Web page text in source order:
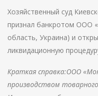
Хозяйственный суд
признал банкротом ООО
область, Украина) и
ликвидационную
Краткая справка:ООО
производством